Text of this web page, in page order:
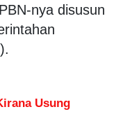
nya disusun
Usung